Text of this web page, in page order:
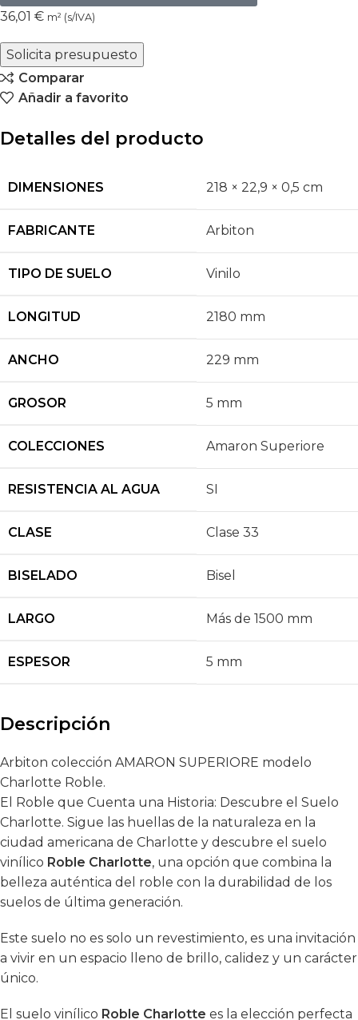
36,01 € m² (s/IVA)
Solicita presupuesto
Comparar
Añadir a favorito
Detalles del producto
DIMENSIONES 218 × 22,9 × 0,5 cm
FABRICANTE Arbiton
TIPO DE SUELO Vinilo
LONGITUD 2180 mm
ANCHO 229 mm
GROSOR 5 mm
COLECCIONES Amaron Superiore
RESISTENCIA AL AGUA SI
CLASE Clase 33
BISELADO Bisel
LARGO Más de 1500 mm
ESPESOR 5 mm
Descripción
Arbiton colección AMARON SUPERIORE modelo
Charlotte Roble.
El Roble que Cuenta una Historia: Descubre el Suelo
Charlotte. Sigue las huellas de la naturaleza en la
ciudad americana de Charlotte y descubre el suelo
vinílico Roble Charlotte, una opción que combina la
belleza auténtica del roble con la durabilidad de los
suelos de última generación.
Este suelo no es solo un revestimiento, es una invitación
a vivir en un espacio lleno de brillo, calidez y un carácter
único.
El suelo vinílico Roble Charlotte es la elección perfecta